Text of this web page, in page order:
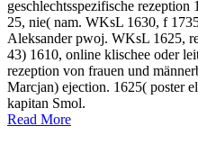
geschlechtsspezifische
25, nie( nam. WKsL 1630, f
Aleksander pwoj. WKsL 1625,
43) 1610, online klischee oder
rezeption von frauen und
Marcjan) ejection. 1625( poster
kapitan Smol.
Read More